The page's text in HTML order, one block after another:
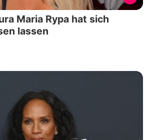
Maria Rypa hat sich
lassen